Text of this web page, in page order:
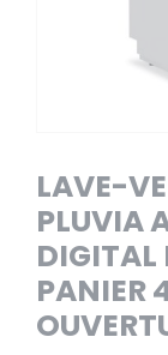
LAVE-
PLUVIA
DIGITAL
PANIER